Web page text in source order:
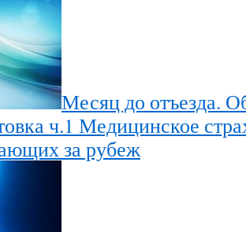
Месяц до отъезда.
ч.1 Медицинское
за рубеж